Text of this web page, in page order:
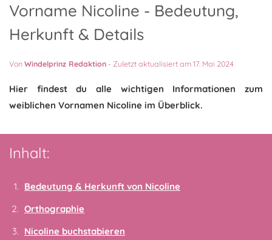
Vorname Nicoline - Bedeutung,
Herkunft & Details
VonWindelprinz Redaktion - Zuletzt aktualisiert am 17. Mai 2024
Hier findest du alle wichtigen Informationen zum
weiblichen Vornamen Nicoline im Überblick.
Inhalt:
Bedeutung & Herkunft von Nicoline
Orthographie
Nicoline buchstabieren